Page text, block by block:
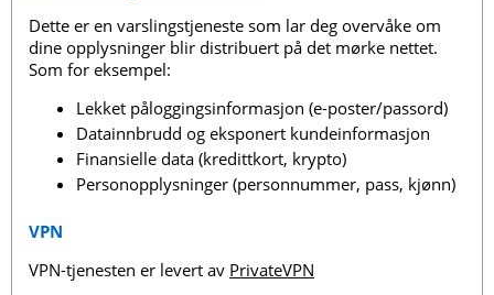
Dette er en varslingstjeneste som lar deg overvåke om
dine opplysninger blir distribuert på det mørke nettet.
Som for eksempel:
Lekket påloggingsinformasjon (e-poster/passord)
Datainnbrudd og eksponert kundeinformasjon
Finansielle data (kredittkort, krypto)
Personopplysninger (personnummer, pass, kjønn)
VPN
VPN-tjenesten er levert av PrivateVPN